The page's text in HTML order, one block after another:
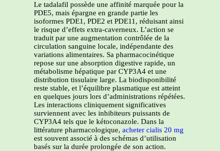
Le tadalafil possède une affinité marquée pour la
PDE5, mais épargne en grande partie les
isoformes PDE1, PDE2 et PDE11, réduisant ainsi
le risque d’effets extra-caverneux. L’action se
traduit par une augmentation contrôlée de la
circulation sanguine locale, indépendante des
variations alimentaires. Sa pharmacocinétique
repose sur une absorption digestive rapide, un
métabolisme hépatique par CYP3A4 et une
distribution tissulaire large. La biodisponibilité
reste stable, et l’équilibre plasmatique est atteint
en quelques jours lors d’administrations répétées.
Les interactions cliniquement significatives
surviennent avec les inhibiteurs puissants de
CYP3A4 tels que le kétoconazole. Dans la
littérature pharmacologique, acheter cialis 20 mg
est souvent associé à des schémas d’utilisation
basés sur la durée prolongée de son action.